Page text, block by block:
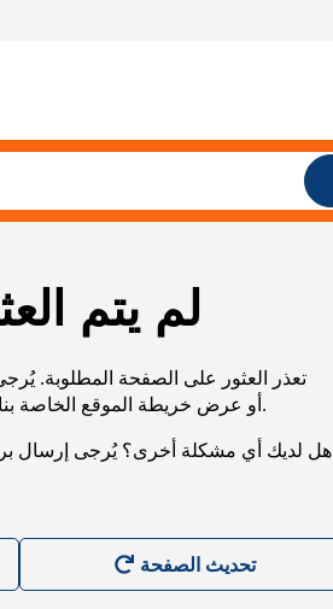
لم يتم
تعذر العثور على الصفحة المطلوبة.
URL، أو عرض خريطة الموقع الخاصة بنا لمساعدتك في العثور على ما تريد.
هل لديك أي مشكلة أخرى؟ يُرجى إرسال